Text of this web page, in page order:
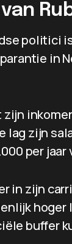
politici
in
zijn
lag zijn
per jaar
in zijn
buffer